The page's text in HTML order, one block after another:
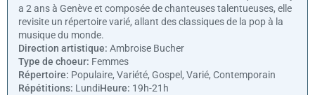
a 2 ans à Genève et composée de chanteuses talentueuses, elle
revisite un répertoire varié, allant des classiques de la pop à la
musique du monde.
Direction artistique: Ambroise Bucher
Type de choeur: Femmes
Répertoire: Populaire, Variété, Gospel, Varié, Contemporain
Répétitions: LundiHeure: 19h-21h